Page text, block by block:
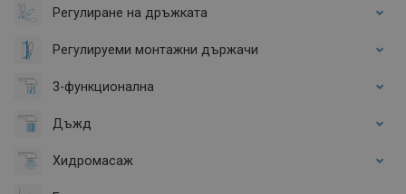
Регулиране на дръжката
Регулируеми монтажни държачи
3-функционална
Дъжд
Хидромасаж